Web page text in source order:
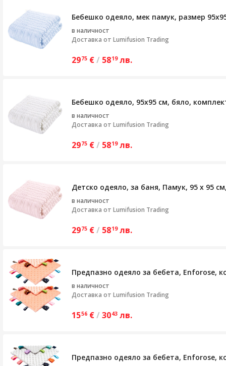
Бебешко одеяло, мек памук, размер
в наличност
Доставка от Lumifusion Trading
2975 €/ 5819 лв.
Бебешко одеяло, 95x95 см, бяло,
в наличност
Доставка от Lumifusion Trading
2975 €/ 5819 лв.
Детско одеяло, за баня, Памук, 95 х 95
в наличност
Доставка от Lumifusion Trading
2975 €/ 5819 лв.
Предпазно одеяло за бебета, Enforose,
в наличност
Доставка от Lumifusion Trading
1556 €/ 3043 лв.
Предпазно одеяло за бебета, Enforose,